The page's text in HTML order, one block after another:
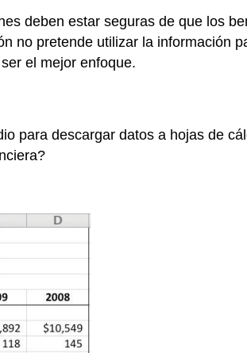
deben estar seguras de que los
no pretende utilizar la información
el mejor enfoque.
para descargar datos a hojas de